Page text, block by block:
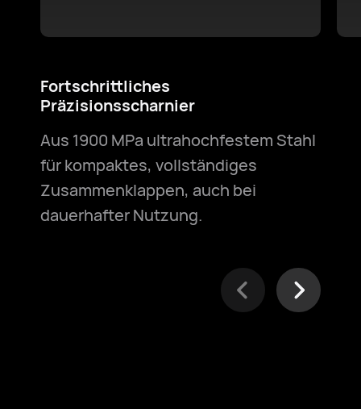
Fortschrittliches
Präzisionsscharnier
Aus 1900 MPa ultrahochfestem Stahl
für kompaktes, vollständiges
Zusammenklappen, auch bei
dauerhafter Nutzung.